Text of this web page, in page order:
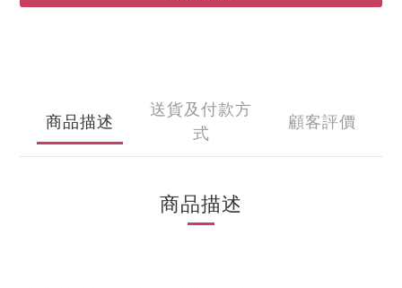
商品描述
送貨及付款方
式
顧客評價
商品描述